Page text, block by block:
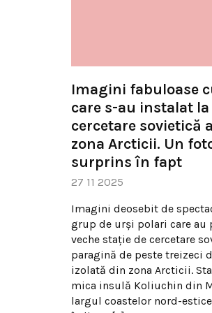
Imagini fabuloase
care s-au instalat
cercetare sovietică
zona Arcticii. Un
surprins în fapt
27 11 2025
Imagini deosebit de
grup de urși polari care au
veche stație de cercetare
paragină de peste treizeci
izolată din zona Arcticii.
mica insulă Koliuchin din
largul coastelor nord-